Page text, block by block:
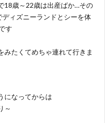
18歳～22歳は出産ばか…その
ィズニーランドとシーを体
す
みたくてめちゃ連れて行きま
になってからは
～